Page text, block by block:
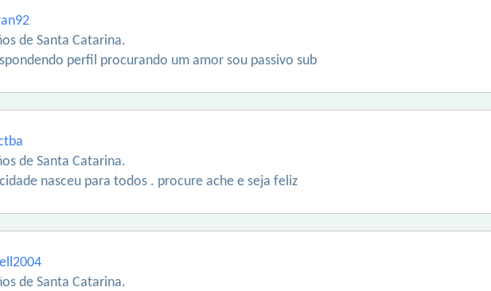
de Santa Catarina.
perfil procurando um amor sou passivo sub
de Santa Catarina.
nasceu para todos . procure ache e seja feliz
de Santa Catarina.